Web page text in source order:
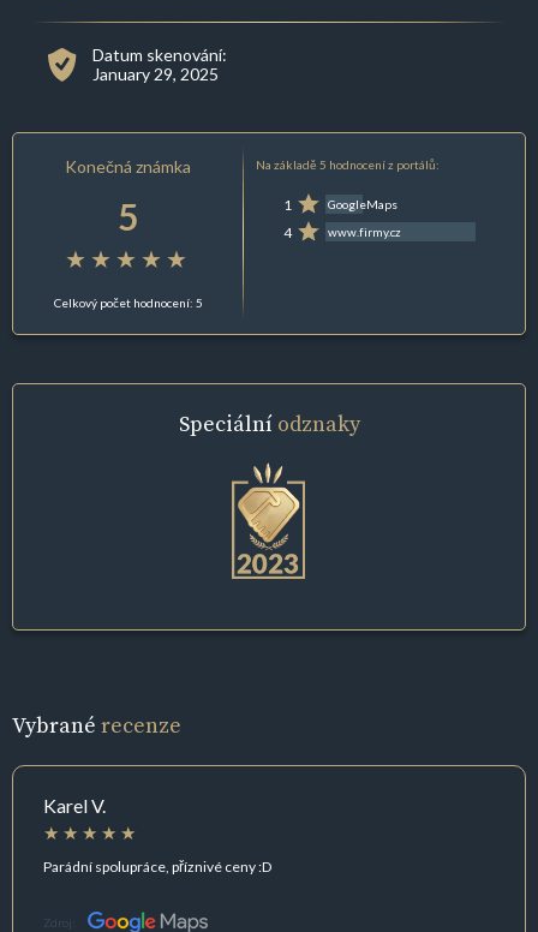
Datum skenování:
January 29, 2025
Konečná známka
5
Celkový počet hodnocení: 5
Na základě 5 hodnocení z portálů:
1 GoogleMaps
4 www.firmy.cz
Speciální odznaky
Vybrané recenze
Karel V.
Parádní spolupráce, příznivé ceny :D
Zdroj: